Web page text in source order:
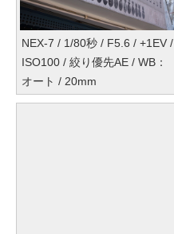
NEX-7 / 1/80秒 / F5.6 / +1EV /
ISO100 / 絞り優先AE / WB：
オート / 20mm